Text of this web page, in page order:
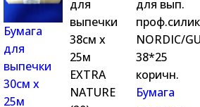
Бумага
для
выпечки
30см х
25м
Бумага